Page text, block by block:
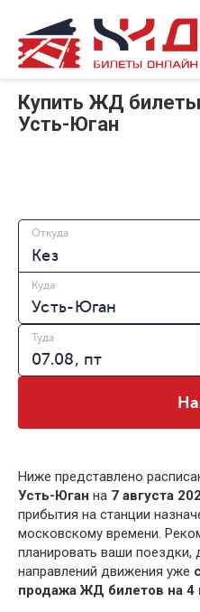
Купить ЖД
Усть-Юган
Откуда
Куда
Туда
Ниже представлено
Усть-Юган на 7 августа
прибытия на станции
московскому времени.
планировать ваши поездки,
направлений движения уже
продажа ЖД билетов на 4